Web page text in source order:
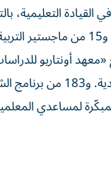
القيادة التعليمية،
هلسنكي» الفنلندية. و15 من
«معهد أونتاريو
«جامعة تورنتو»
لمساعدي